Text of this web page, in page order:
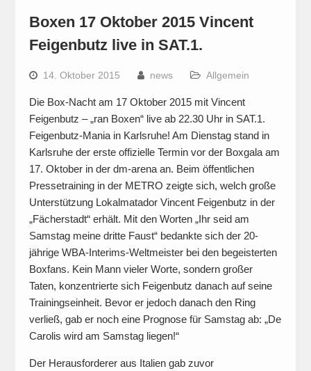
Boxen 17 Oktober 2015 Vincent
Feigenbutz live in SAT.1.
14. Oktober 2015 news Allgemein
Die Box-Nacht am 17 Oktober 2015 mit Vincent
Feigenbutz – „ran Boxen“ live ab 22.30 Uhr in SAT.1.
Feigenbutz-Mania in Karlsruhe! Am Dienstag stand in
Karlsruhe der erste offizielle Termin vor der Boxgala am
17. Oktober in der dm-arena an. Beim öffentlichen
Pressetraining in der METRO zeigte sich, welch große
Unterstützung Lokalmatador Vincent Feigenbutz in der
„Fächerstadt“ erhält. Mit den Worten „Ihr seid am
Samstag meine dritte Faust“ bedankte sich der 20-
jährige WBA-Interims-Weltmeister bei den begeisterten
Boxfans. Kein Mann vieler Worte, sondern großer
Taten, konzentrierte sich Feigenbutz danach auf seine
Trainingseinheit. Bevor er jedoch danach den Ring
verließ, gab er noch eine Prognose für Samstag ab: „De
Carolis wird am Samstag liegen!“
Der Herausforderer aus Italien gab zuvor